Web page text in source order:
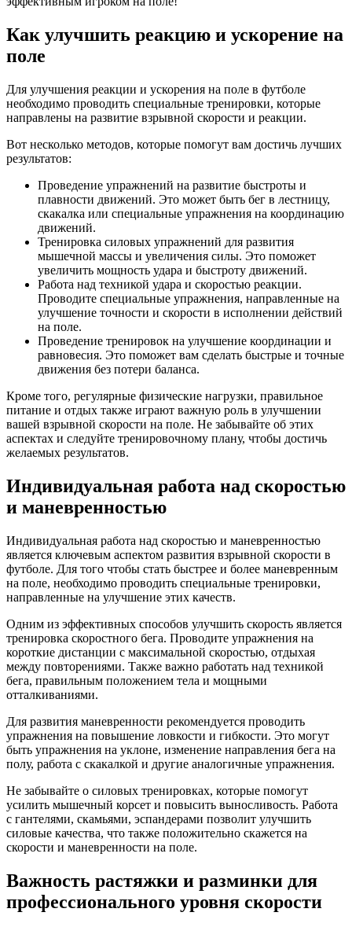
Как улучшить реакцию и ускорение на
поле
Для улучшения реакции и ускорения на поле в футболе
необходимо проводить специальные тренировки, которые
направлены на развитие взрывной скорости и реакции.
Вот несколько методов, которые помогут вам достичь лучших
результатов:
Проведение упражнений на развитие быстроты и
плавности движений. Это может быть бег в лестницу,
скакалка или специальные упражнения на координацию
движений.
Тренировка силовых упражнений для развития
мышечной массы и увеличения силы. Это поможет
увеличить мощность удара и быстроту движений.
Работа над техникой удара и скоростью реакции.
Проводите специальные упражнения, направленные на
улучшение точности и скорости в исполнении действий
на поле.
Проведение тренировок на улучшение координации и
равновесия. Это поможет вам сделать быстрые и точные
движения без потери баланса.
Кроме того, регулярные физические нагрузки, правильное
питание и отдых также играют важную роль в улучшении
вашей взрывной скорости на поле. Не забывайте об этих
аспектах и следуйте тренировочному плану, чтобы достичь
желаемых результатов.
Индивидуальная работа над скоростью
и маневренностью
Индивидуальная работа над скоростью и маневренностью
является ключевым аспектом развития взрывной скорости в
футболе. Для того чтобы стать быстрее и более маневренным
на поле, необходимо проводить специальные тренировки,
направленные на улучшение этих качеств.
Одним из эффективных способов улучшить скорость является
тренировка скоростного бега. Проводите упражнения на
короткие дистанции с максимальной скоростью, отдыхая
между повторениями. Также важно работать над техникой
бега, правильным положением тела и мощными
отталкиваниями.
Для развития маневренности рекомендуется проводить
упражнения на повышение ловкости и гибкости. Это могут
быть упражнения на уклоне, изменение направления бега на
полу, работа с скакалкой и другие аналогичные упражнения.
Не забывайте о силовых тренировках, которые помогут
усилить мышечный корсет и повысить выносливость. Работа
с гантелями, скамьями, эспандерами позволит улучшить
силовые качества, что также положительно скажется на
скорости и маневренности на поле.
Важность растяжки и разминки для
профессионального уровня скорости